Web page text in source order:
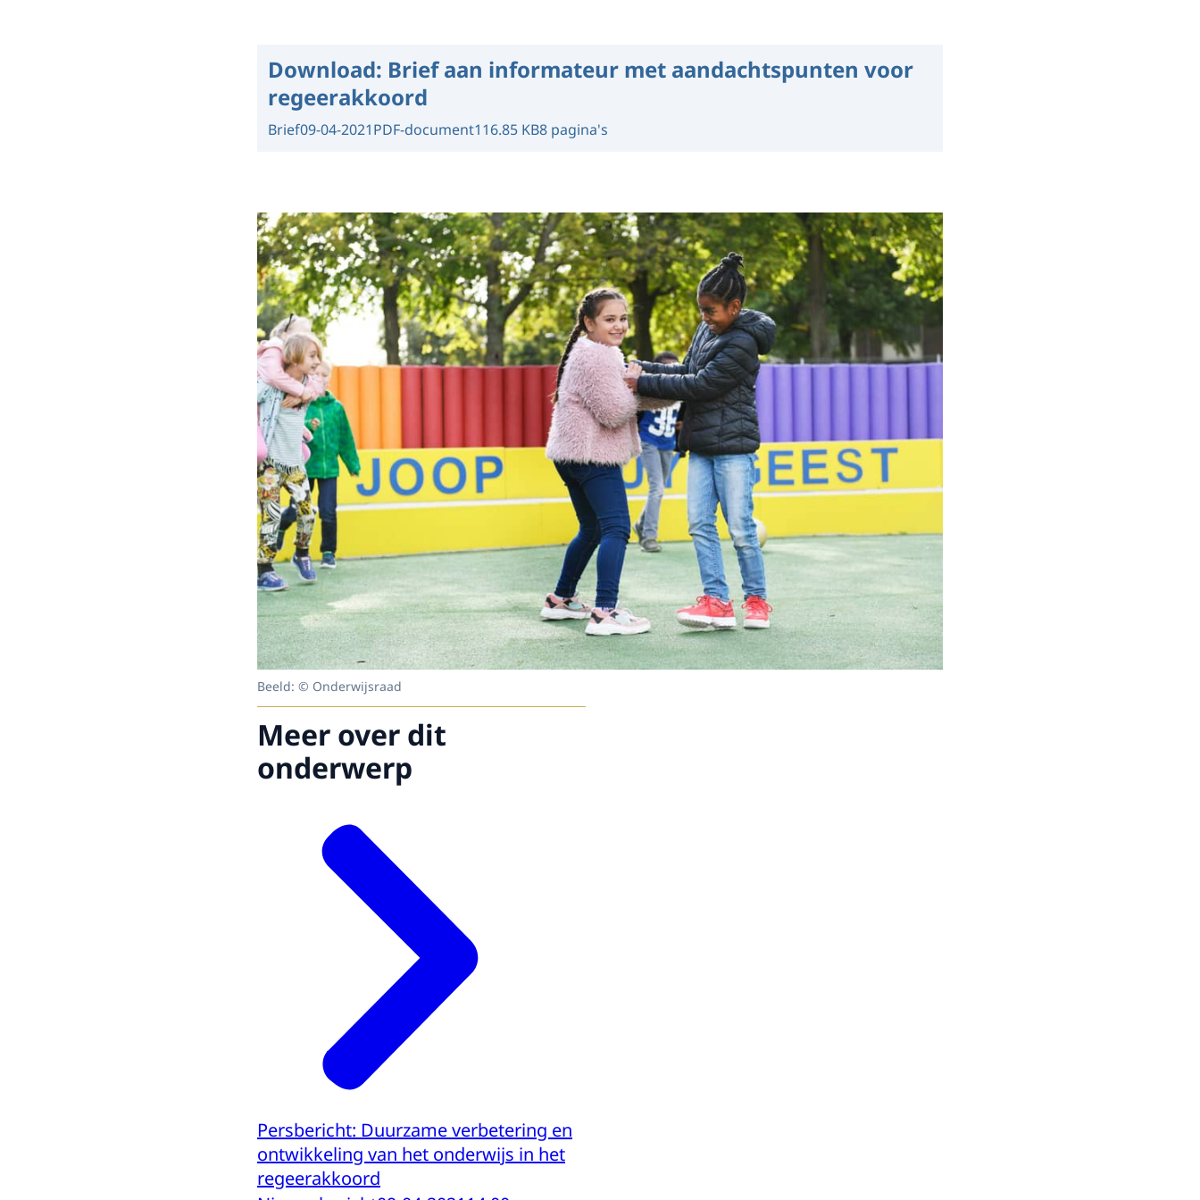
Download: Brief aan informateur met aandachtspunten voor
regeerakkoord
Brief09-04-2021PDF-document116.85 KB8 pagina's
Beeld: © Onderwijsraad
Meer over dit
onderwerp
Persbericht: Duurzame verbetering en
ontwikkeling van het onderwijs in het
regeerakkoord